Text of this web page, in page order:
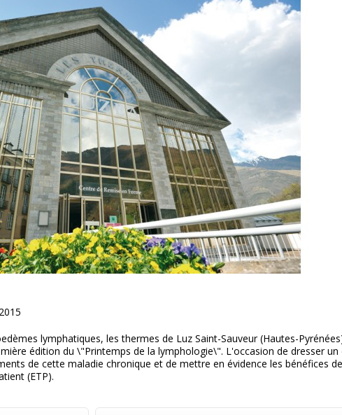
lymphatiques, les thermes de Luz Saint-Sauveur (Hautes-
édition du \"Printemps de la lymphologie\". L'occasion de dresser un
de cette maladie chronique et de mettre en évidence les bénéfices de
(ETP).